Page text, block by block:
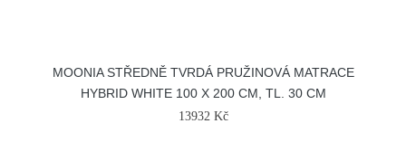
MOONIA STŘEDNĚ TVRDÁ PRUŽINOVÁ MATRACE
HYBRID WHITE 100 X 200 CM, TL. 30 CM
13932 Kč